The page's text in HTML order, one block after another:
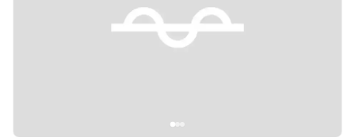
Previous slide